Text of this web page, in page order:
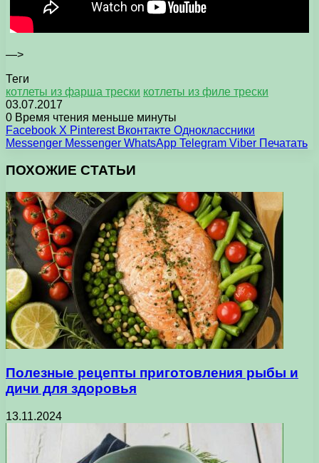
—>
Теги
котлеты из фарша трески котлеты из филе трески
03.07.2017
0 Время чтения меньше минуты
Facebook X Pinterest Вконтакте Одноклассники
Messenger Messenger WhatsApp Telegram Viber Печатать
ПОХОЖИЕ СТАТЬИ
Полезные рецепты приготовления рыбы и
дичи для здоровья
13.11.2024